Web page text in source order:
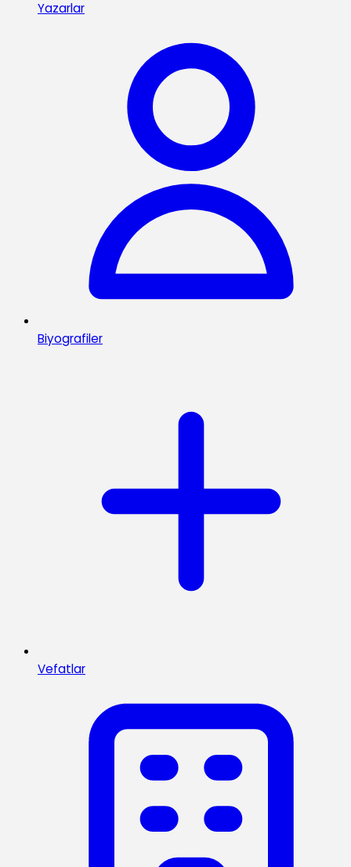
Yazarlar
Biyografiler
Vefatlar